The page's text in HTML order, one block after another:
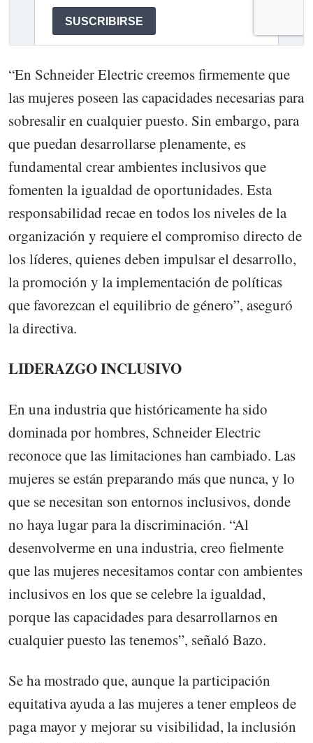
“En Schneider Electric creemos firmemente que
las mujeres poseen las capacidades necesarias para
sobresalir en cualquier puesto. Sin embargo, para
que puedan desarrollarse plenamente, es
fundamental crear ambientes inclusivos que
fomenten la igualdad de oportunidades. Esta
responsabilidad recae en todos los niveles de la
organización y requiere el compromiso directo de
los líderes, quienes deben impulsar el desarrollo,
la promoción y la implementación de políticas
que favorezcan el equilibrio de género”, aseguró
la directiva.
LIDERAZGO INCLUSIVO
En una industria que históricamente ha sido
dominada por hombres, Schneider Electric
reconoce que las limitaciones han cambiado. Las
mujeres se están preparando más que nunca, y lo
que se necesitan son entornos inclusivos, donde
no haya lugar para la discriminación. “Al
desenvolverme en una industria, creo fielmente
que las mujeres necesitamos contar con ambientes
inclusivos en los que se celebre la igualdad,
porque las capacidades para desarrollarnos en
cualquier puesto las tenemos”, señaló Bazo.
Se ha mostrado que, aunque la participación
equitativa ayuda a las mujeres a tener empleos de
paga mayor y mejorar su visibilidad, la inclusión